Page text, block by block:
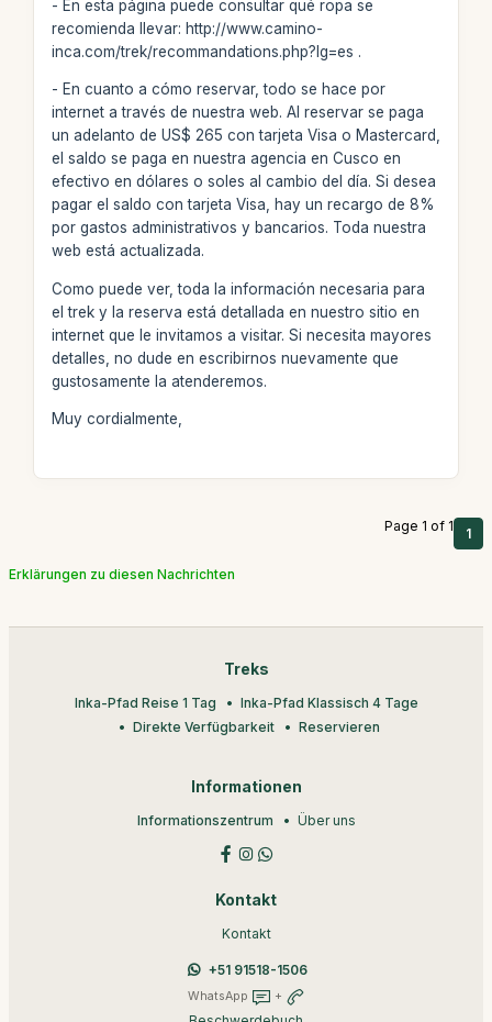
- En esta página puede consultar qué ropa se
recomienda llevar: http://www.camino-
inca.com/trek/recommandations.php?lg=es .
- En cuanto a cómo reservar, todo se hace por
internet a través de nuestra web. Al reservar se paga
un adelanto de US$ 265 con tarjeta Visa o Mastercard,
el saldo se paga en nuestra agencia en Cusco en
efectivo en dólares o soles al cambio del día. Si desea
pagar el saldo con tarjeta Visa, hay un recargo de 8%
por gastos administrativos y bancarios. Toda nuestra
web está actualizada.
Como puede ver, toda la información necesaria para
el trek y la reserva está detallada en nuestro sitio en
internet que le invitamos a visitar. Si necesita mayores
detalles, no dude en escribirnos nuevamente que
gustosamente la atenderemos.
Muy cordialmente,
Page 1 of 1 1
Erklärungen zu diesen Nachrichten
Treks
Inka-Pfad Reise 1 Tag
Inka-Pfad Klassisch 4 Tage
Direkte Verfügbarkeit
Reservieren
Informationen
Informationszentrum Über uns
Kontakt
Kontakt
+51 91518-1506
WhatsApp +